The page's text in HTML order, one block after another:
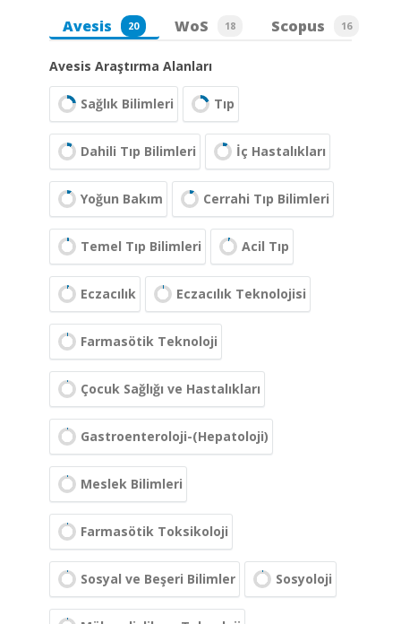
Avesis 20 WoS 18 Scopus 16
Avesis Araştırma Alanları
Sağlık Bilimleri Tıp
Dahili Tıp Bilimleri İç Hastalıkları
Yoğun Bakım Cerrahi Tıp Bilimleri
Temel Tıp Bilimleri Acil Tıp
Eczacılık Eczacılık Teknolojisi
Farmasötik Teknoloji
Çocuk Sağlığı ve Hastalıkları
Gastroenteroloji-(Hepatoloji)
Meslek Bilimleri
Farmasötik Toksikoloji
Sosyal ve Beşeri Bilimler Sosyoloji